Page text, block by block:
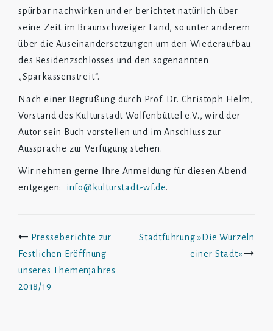
spürbar nachwirken und er berichtet natürlich über
seine Zeit im Braunschweiger Land, so unter anderem
über die Auseinandersetzungen um den Wiederaufbau
des Residenzschlosses und den sogenannten
„Sparkassenstreit“.
Nach einer Begrüßung durch Prof. Dr. Christoph Helm,
Vorstand des Kulturstadt Wolfenbüttel e.V., wird der
Autor sein Buch vorstellen und im Anschluss zur
Aussprache zur Verfügung stehen.
Wir nehmen gerne Ihre Anmeldung für diesen Abend
entgegen: info@kulturstadt-wf.de.
Beitrags-
Navigation
Presseberichte zur
Festlichen Eröffnung
unseres Themenjahres
2018/19
Stadtführung »Die Wurzeln
einer Stadt«